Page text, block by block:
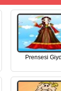
Prensesi